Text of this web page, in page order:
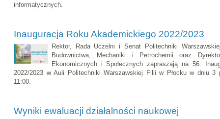
informatycznych.
Inauguracja Roku Akademickiego 2022/2023
Rektor, Rada Uczelni i Senat Politechniki
Budownictwa, Mechaniki i Petrochemii oraz
Ekonomicznych i Społecznych zapraszają na 56.
2022/2023 w Auli Politechniki Warszawskiej Filii w Płocku w dniu 3
11:00.
Wyniki ewaluacji działalności naukowej